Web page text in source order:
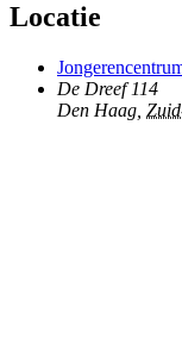
Locatie
De Dreef 114
Den Haag